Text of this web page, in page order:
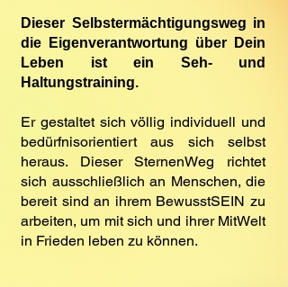
Dieser Selbstermächtigungsweg in
die Eigenverantwortung über Dein
Leben ist ein Seh- und
Haltungstraining.
Er gestaltet sich völlig individuell und
bedürfnisorientiert aus sich selbst
heraus. Dieser SternenWeg richtet
sich ausschließlich an Menschen, die
bereit sind an ihrem BewusstSEIN zu
arbeiten, um mit sich und ihrer MitWelt
in Frieden leben zu können.